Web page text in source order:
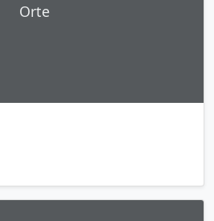
Orte